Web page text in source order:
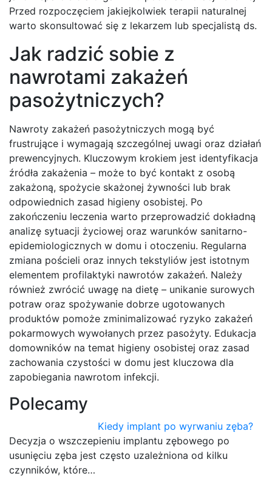
Przed rozpoczęciem jakiejkolwiek terapii naturalnej
warto skonsultować się z lekarzem lub specjalistą ds.
Jak radzić sobie z
nawrotami zakażeń
pasożytniczych?
Nawroty zakażeń pasożytniczych mogą być
frustrujące i wymagają szczególnej uwagi oraz działań
prewencyjnych. Kluczowym krokiem jest identyfikacja
źródła zakażenia – może to być kontakt z osobą
zakażoną, spożycie skażonej żywności lub brak
odpowiednich zasad higieny osobistej. Po
zakończeniu leczenia warto przeprowadzić dokładną
analizę sytuacji życiowej oraz warunków sanitarno-
epidemiologicznych w domu i otoczeniu. Regularna
zmiana pościeli oraz innych tekstyliów jest istotnym
elementem profilaktyki nawrotów zakażeń. Należy
również zwrócić uwagę na dietę – unikanie surowych
potraw oraz spożywanie dobrze ugotowanych
produktów pomoże zminimalizować ryzyko zakażeń
pokarmowych wywołanych przez pasożyty. Edukacja
domowników na temat higieny osobistej oraz zasad
zachowania czystości w domu jest kluczowa dla
zapobiegania nawrotom infekcji.
Polecamy
Kiedy implant po wyrwaniu zęba?
Decyzja o wszczepieniu implantu zębowego po
usunięciu zęba jest często uzależniona od kilku
czynników, które…